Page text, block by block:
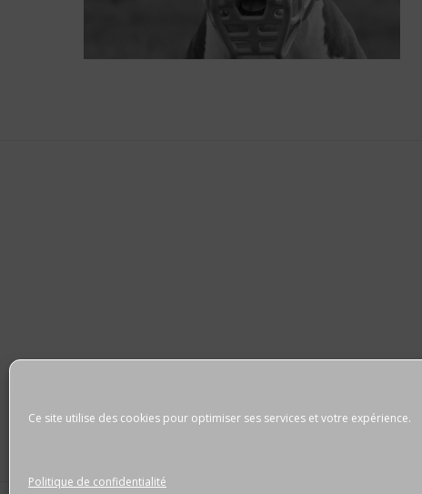
Ce site utilise des cookies pour optimiser ses services et votre expérience.
Politique de confidentialité